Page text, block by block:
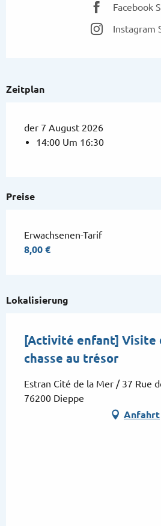
Facebook
Instagram
Preise
Erwachsenen-Tarif
8,00 €
Zeitplan
der 7 August 2026
14:00 Um 16:30
Lokalisierung
[Activité enfant] Visite
chasse au trésor
Estran Cité de la Mer / 37 Rue
76200 Dieppe
Anfahrt